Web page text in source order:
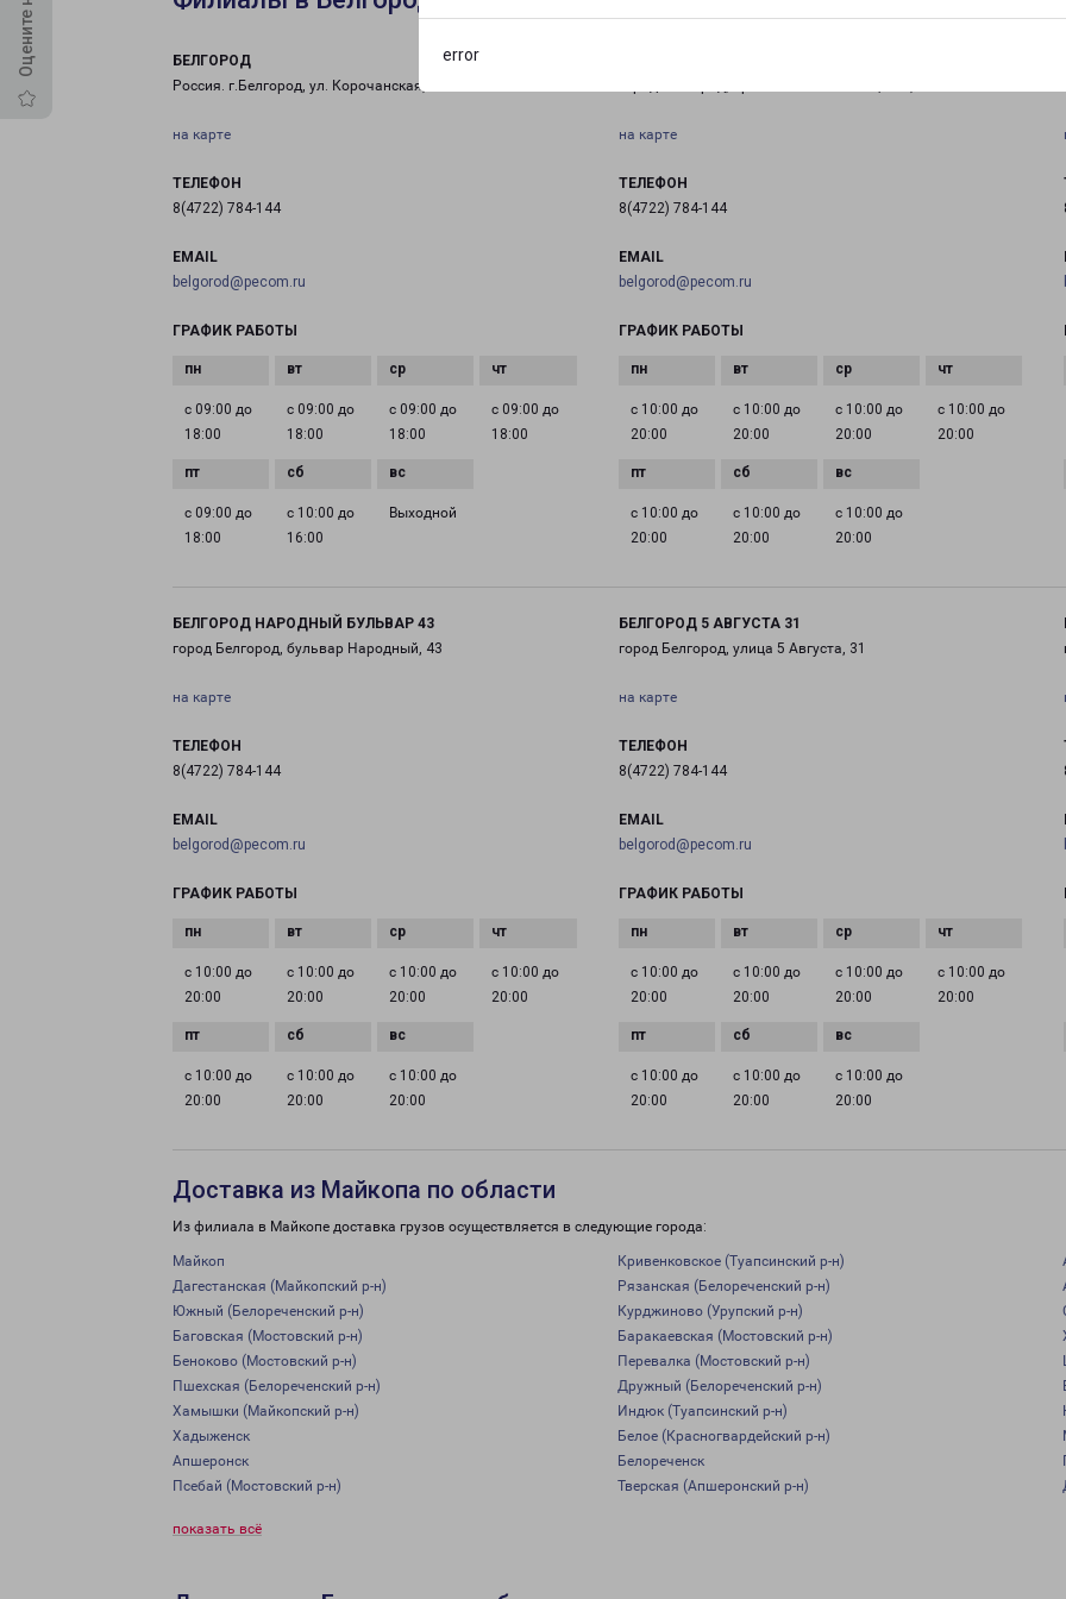
error
БЕЛГОРОД
Россия. г.Белгород, ул. Корочанская, 85А
на карте
ТЕЛЕФОН
8(4722) 784-144
EMAIL
belgorod@pecom.ru
ГРАФИК РАБОТЫ
с 09:00 до
18:00
с 09:00 до
18:00
с 09:00 до
18:00
с 09:00 до
18:00
с 09:00 до
18:00
с 10:00 до
16:00
Выходной
на карте
ТЕЛЕФОН
8(4722) 784-144
EMAIL
belgorod@pecom.ru
ГРАФИК РАБОТЫ
с 10:00 до
20:00
с 10:00 до
20:00
с 10:00 до
20:00
с 10:00 до
20:00
с 10:00 до
20:00
с 10:00 до
20:00
с 10:00 до
20:00
БЕЛГОРОД НАРОДНЫЙ БУЛЬВАР 43
город Белгород, бульвар Народный, 43
на карте
ТЕЛЕФОН
8(4722) 784-144
EMAIL
belgorod@pecom.ru
ГРАФИК РАБОТЫ
с 10:00 до
20:00
с 10:00 до
20:00
с 10:00 до
20:00
с 10:00 до
20:00
с 10:00 до
20:00
с 10:00 до
20:00
с 10:00 до
20:00
БЕЛГОРОД 5 АВГУСТА 31
город Белгород, улица 5 Августа, 31
на карте
ТЕЛЕФОН
8(4722) 784-144
EMAIL
belgorod@pecom.ru
ГРАФИК РАБОТЫ
с 10:00 до
20:00
с 10:00 до
20:00
с 10:00 до
20:00
с 10:00 до
20:00
с 10:00 до
20:00
с 10:00 до
20:00
с 10:00 до
20:00
Доставка из Майкопа по области
Из филиала в Майкопе доставка грузов осуществляется в следующие города:
Майкоп Кривенковское (Туапсинский р-н)
Дагестанская (Майкопский р-н)
Рязанская (Белореченский р-н)
Южный (Белореченский р-н)
Курджиново (Урупский р-н)
Баговская (Мостовский р-н)
Баракаевская (Мостовский р-н)
Беноково (Мостовский р-н)
Перевалка (Мостовский р-н)
Пшехская (Белореченский р-н)
Дружный (Белореченский р-н)
Хамышки (Майкопский р-н)
Индюк (Туапсинский р-н)
Хадыженск
Белое (Красногвардейский р-н)
Апшеронск
Белореченск
Псебай (Мостовский р-н)
Тверская (Апшеронский р-н)
показать всё